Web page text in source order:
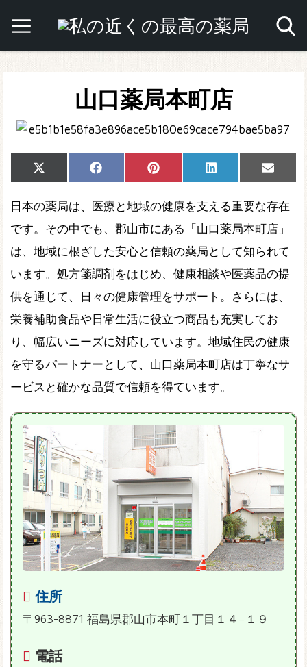
山口薬局本町店
Share
on
X
(Twitter)
Share
on
Facebook Share
on
Pinterest Share
on
LinkedIn
Share
on
Email
日本の薬局は、医療と地域の健康を支える重要な存在
です。その中でも、郡山市にある「山口薬局本町店」
は、地域に根ざした安心と信頼の薬局として知られて
います。処方箋調剤をはじめ、健康相談や医薬品の提
供を通じて、日々の健康管理をサポート。さらには、
栄養補助食品や日常生活に役立つ商品も充実してお
り、幅広いニーズに対応しています。地域住民の健康
を守るパートナーとして、山口薬局本町店は丁寧なサ
ービスと確かな品質で信頼を得ています。
住所
〒963-8871 福島県郡山市本町１丁目１４−１９
電話